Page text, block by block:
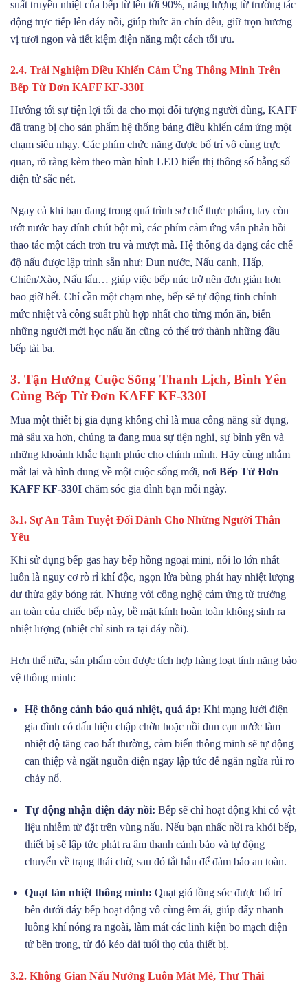
suất truyền nhiệt của bếp từ lên tới 90%, năng lượng từ trường tác
động trực tiếp lên đáy nồi, giúp thức ăn chín đều, giữ trọn hương
vị tươi ngon và tiết kiệm điện năng một cách tối ưu.
2.4. Trải Nghiệm Điều Khiển Cảm Ứng Thông Minh Trên
Bếp Từ Đơn KAFF KF-330I
Hướng tới sự tiện lợi tối đa cho mọi đối tượng người dùng, KAFF
đã trang bị cho sản phẩm hệ thống bảng điều khiển cảm ứng một
chạm siêu nhạy. Các phím chức năng được bố trí vô cùng trực
quan, rõ ràng kèm theo màn hình LED hiển thị thông số bằng số
điện tử sắc nét.
Ngay cả khi bạn đang trong quá trình sơ chế thực phẩm, tay còn
ướt nước hay dính chút bột mì, các phím cảm ứng vẫn phản hồi
thao tác một cách trơn tru và mượt mà. Hệ thống đa dạng các chế
độ nấu được lập trình sẵn như: Đun nước, Nấu canh, Hấp,
Chiên/Xào, Nấu lẩu… giúp việc bếp núc trở nên đơn giản hơn
bao giờ hết. Chỉ cần một chạm nhẹ, bếp sẽ tự động tinh chỉnh
mức nhiệt và công suất phù hợp nhất cho từng món ăn, biến
những người mới học nấu ăn cũng có thể trở thành những đầu
bếp tài ba.
3. Tận Hưởng Cuộc Sống Thanh Lịch, Bình Yên
Cùng Bếp Từ Đơn KAFF KF-330I
Mua một thiết bị gia dụng không chỉ là mua công năng sử dụng,
mà sâu xa hơn, chúng ta đang mua sự tiện nghi, sự bình yên và
những khoảnh khắc hạnh phúc cho chính mình. Hãy cùng nhắm
mắt lại và hình dung về một cuộc sống mới, nơi Bếp Từ Đơn
KAFF KF-330I chăm sóc gia đình bạn mỗi ngày.
3.1. Sự An Tâm Tuyệt Đối Dành Cho Những Người Thân
Yêu
Khi sử dụng bếp gas hay bếp hồng ngoại mini, nỗi lo lớn nhất
luôn là nguy cơ rò rỉ khí độc, ngọn lửa bùng phát hay nhiệt lượng
dư thừa gây bỏng rát. Nhưng với công nghệ cảm ứng từ trường
an toàn của chiếc bếp này, bề mặt kính hoàn toàn không sinh ra
nhiệt lượng (nhiệt chỉ sinh ra tại đáy nồi).
Hơn thế nữa, sản phẩm còn được tích hợp hàng loạt tính năng bảo
vệ thông minh:
Hệ thống cảnh báo quá nhiệt, quá áp: Khi mạng lưới điện
gia đình có dấu hiệu chập chờn hoặc nồi đun cạn nước làm
nhiệt độ tăng cao bất thường, cảm biến thông minh sẽ tự động
can thiệp và ngắt nguồn điện ngay lập tức để ngăn ngừa rủi ro
cháy nổ.
Tự động nhận diện đáy nồi: Bếp sẽ chỉ hoạt động khi có vật
liệu nhiễm từ đặt trên vùng nấu. Nếu bạn nhấc nồi ra khỏi bếp,
thiết bị sẽ lập tức phát ra âm thanh cảnh báo và tự động
chuyển về trạng thái chờ, sau đó tắt hẳn để đảm bảo an toàn.
Quạt tản nhiệt thông minh: Quạt gió lồng sóc được bố trí
bên dưới đáy bếp hoạt động vô cùng êm ái, giúp đẩy nhanh
luồng khí nóng ra ngoài, làm mát các linh kiện bo mạch điện
tử bên trong, từ đó kéo dài tuổi thọ của thiết bị.
3.2. Không Gian Nấu Nướng Luôn Mát Mẻ, Thư Thái